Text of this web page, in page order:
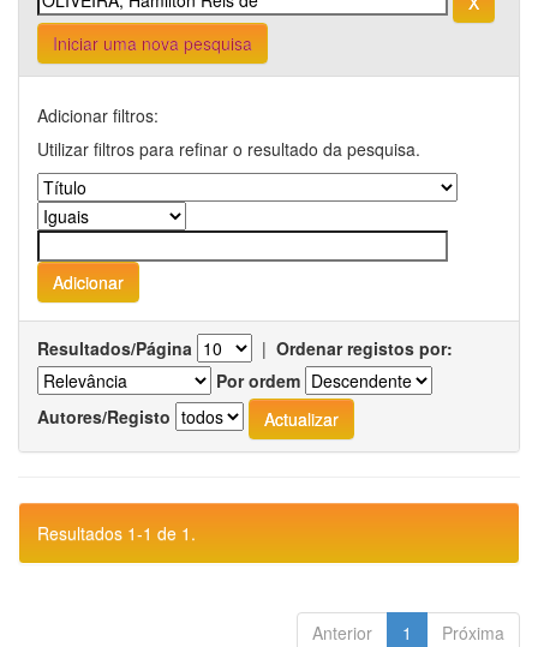
Iniciar uma nova pesquisa
Adicionar filtros:
Utilizar filtros para refinar o resultado da pesquisa.
Resultados/Página | Ordenar registos por:
Por ordem
Autores/Registo
Resultados 1-1 de 1.
Anterior 1 Próxima